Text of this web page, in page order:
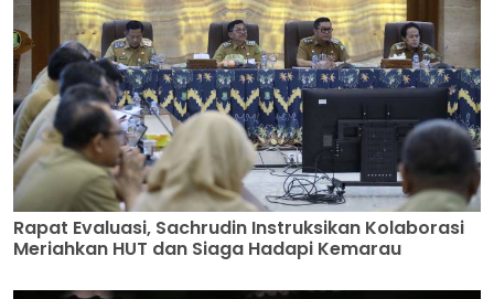
Rapat Evaluasi, Sachrudin Instruksikan Kolaborasi
Meriahkan HUT dan Siaga Hadapi Kemarau